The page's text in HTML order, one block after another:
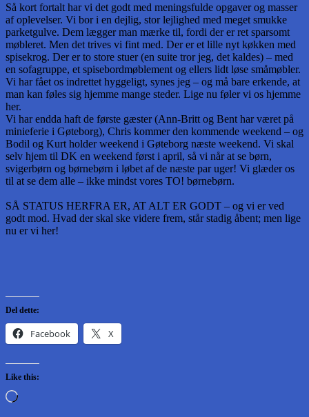
Så kort fortalt har vi det godt med meningsfulde opgaver og masser
af oplevelser. Vi bor i en dejlig, stor lejlighed med meget smukke
parketgulve. Dem lægger man mærke til, fordi der er ret sparsomt
møbleret. Men det trives vi fint med. Der er et lille nyt køkken med
spisekrog. Der er to store stuer (en suite tror jeg, det kaldes) – med
en sofagruppe, et spisebordmøblement og ellers lidt løse småmøbler.
Vi har fået os indrettet hyggeligt, synes jeg – og må bare erkende, at
man kan føles sig hjemme mange steder. Lige nu føler vi os hjemme
her.
Vi har endda haft de første gæster (Ann-Britt og Bent har været på
minieferie i Gøteborg), Chris kommer den kommende weekend – og
Bodil og Kurt holder weekend i Gøteborg næste weekend. Vi skal
selv hjem til DK en weekend først i april, så vi når at se børn,
svigerbørn og børnebørn i løbet af de næste par uger! Vi glæder os
til at se dem alle – ikke mindst vores TO! børnebørn.
SÅ STATUS HERFRA ER, AT ALT ER GODT – og vi er ved
godt mod. Hvad der skal ske videre frem, står stadig åbent; men lige
nu er vi her!
Del dette:
Facebook X
Like this:
Loading…